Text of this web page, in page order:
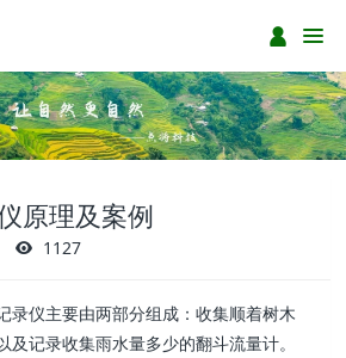
原理及案例
1127
仪主要由两部分组成：收集顺着树木
及记录收集雨水量多少的翻斗流量计。